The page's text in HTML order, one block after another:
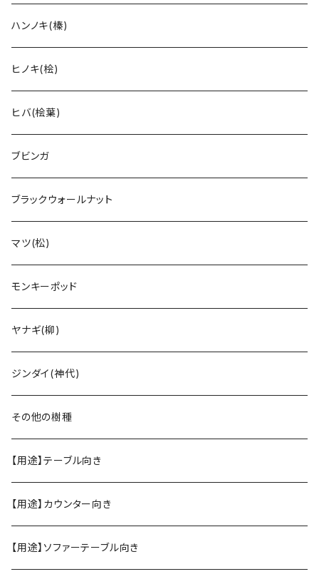
ハンノキ(榛)
ヒノキ(桧)
ヒバ(桧葉)
ブビンガ
ブラックウォールナット
マツ(松)
モンキーポッド
ヤナギ(柳)
ジンダイ(神代)
その他の樹種
【用途】テーブル向き
【用途】カウンター向き
【用途】ソファーテーブル向き